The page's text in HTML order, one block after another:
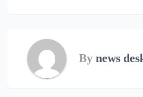
By news